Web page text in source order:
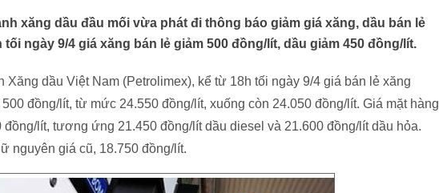
xăng dầu đầu mối vừa phát đi thông báo giảm giá xăng, dầu bán lẻ
ngày 9/4 giá xăng bán lẻ giảm 500 đồng/lít, dầu giảm 450 đồng/lít.
Xăng dầu Việt Nam (Petrolimex), kể từ 18h tối ngày 9/4 giá bán lẻ xăng
đồng/lít, từ mức 24.550 đồng/lít, xuống còn 24.050 đồng/lít. Giá mặt hàng
lít, tương ứng 21.450 đồng/lít dầu diesel và 21.600 đồng/lít dầu hỏa.
nguyên giá cũ, 18.750 đồng/lít.